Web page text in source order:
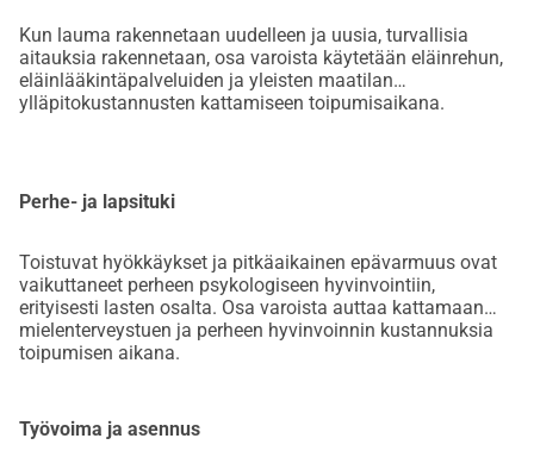
Kun lauma rakennetaan uudelleen ja uusia, turvallisia
aitauksia rakennetaan, osa varoista käytetään eläinrehun,
eläinlääkintäpalveluiden ja yleisten maatilan
ylläpitokustannusten kattamiseen toipumisaikana.
Perhe- ja lapsituki
Toistuvat hyökkäykset ja pitkäaikainen epävarmuus ovat
vaikuttaneet perheen psykologiseen hyvinvointiin,
erityisesti lasten osalta. Osa varoista auttaa kattamaan
mielenterveystuen ja perheen hyvinvoinnin kustannuksia
toipumisen aikana.
Työvoima ja asennus